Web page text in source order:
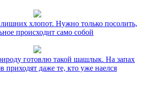
хлопот. Нужно только посолить,
происходит само собой
готовлю такой шашлык. На запах
приходят даже те, кто уже наелся